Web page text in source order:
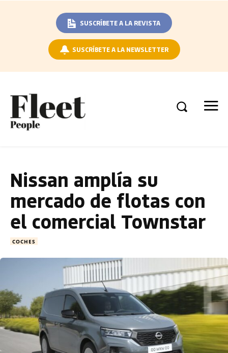
SUSCRÍBETE A LA REVISTA
SUSCRÍBETE A LA NEWSLETTER
Nissan amplía su
mercado de flotas con
el comercial Townstar
COCHES